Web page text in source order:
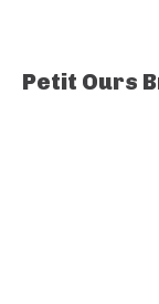
Petit Ours